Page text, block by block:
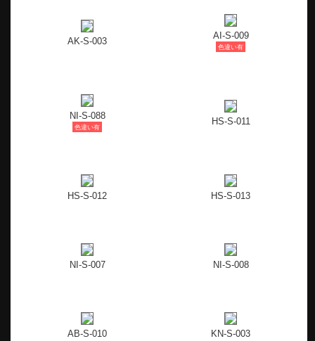
AK-S-003
AI-S-009
色違い有
NI-S-088
色違い有
HS-S-011
HS-S-012 HS-S-013
NI-S-007 NI-S-008
AB-S-010 KN-S-003